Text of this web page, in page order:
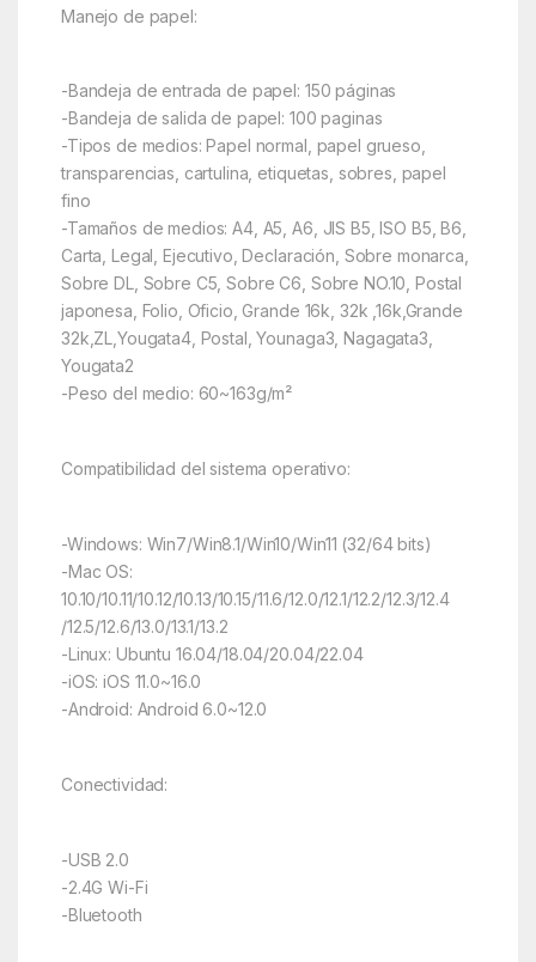
Manejo de papel:
-Bandeja de entrada de papel: 150 páginas
-Bandeja de salida de papel: 100 paginas
-Tipos de medios: Papel normal, papel grueso,
transparencias, cartulina, etiquetas, sobres, papel
fino
-Tamaños de medios: A4, A5, A6, JIS B5, ISO B5, B6,
Carta, Legal, Ejecutivo, Declaración, Sobre monarca,
Sobre DL, Sobre C5, Sobre C6, Sobre NO.10, Postal
japonesa, Folio, Oficio, Grande 16k, 32k ,16k,Grande
32k,ZL,Yougata4, Postal, Younaga3, Nagagata3,
Yougata2
-Peso del medio: 60~163g/m²
Compatibilidad del sistema operativo:
-Windows: Win7/Win8.1/Win10/Win11 (32/64 bits)
-Mac OS:
10.10/10.11/10.12/10.13/10.15/11.6/12.0/12.1/12.2/12.3/12.4
/12.5/12.6/13.0/13.1/13.2
-Linux: Ubuntu 16.04/18.04/20.04/22.04
-iOS: iOS 11.0~16.0
-Android: Android 6.0~12.0
Conectividad:
-USB 2.0
-2.4G Wi-Fi
-Bluetooth